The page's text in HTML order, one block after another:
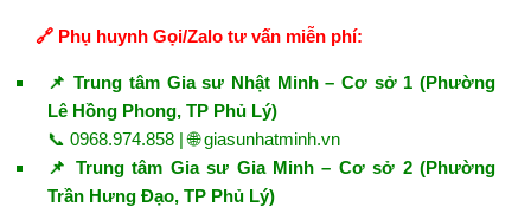
🔗 Phụ huynh Gọi/Zalo tư vấn miễn phí:
📌 Trung tâm Gia sư Nhật Minh – Cơ sở 1 (Phường
Lê Hồng Phong, TP Phủ Lý)
📞 0968.974.858 | 🌐giasunhatminh.vn
📌 Trung tâm Gia sư Gia Minh – Cơ sở 2 (Phường
Trần Hưng Đạo, TP Phủ Lý)